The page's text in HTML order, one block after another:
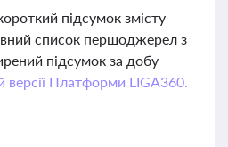
підсумок змісту
список першоджерел з
підсумок за добу
версії Платформи LIGA360.